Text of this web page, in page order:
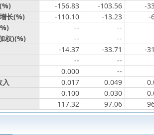
-156.83 -103.56
-
长(%)
-110.10 -13.23
-
--
--
权)(%)
--
--
-14.37 -33.71
-
--
--
0.000
--
入
0.017 0.049
0.100 0.030
117.32 97.06